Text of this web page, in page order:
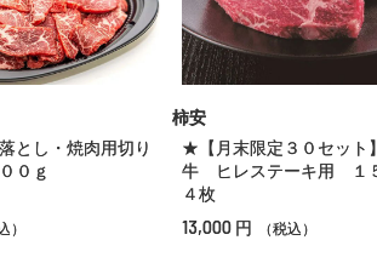
とし・焼肉用切り
０ｇ
）
柿安
★【月末限定３０セット
牛 ヒレステーキ用 １
４枚
13,000 円 （税込）